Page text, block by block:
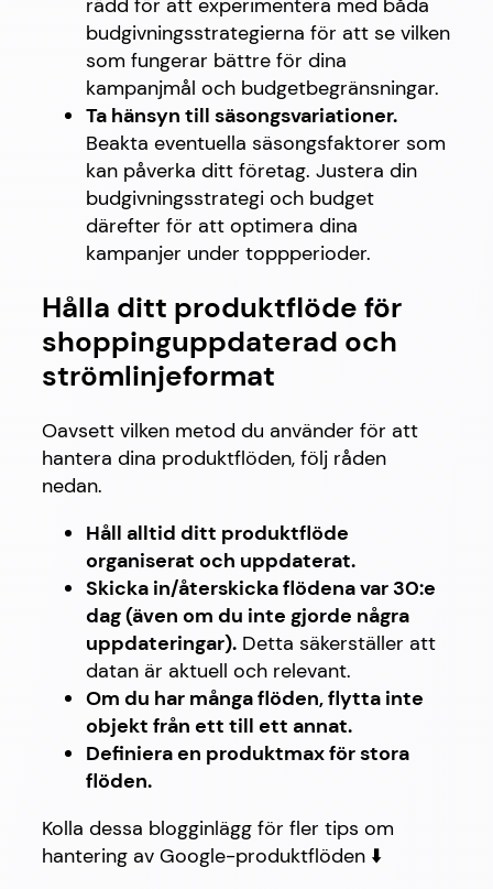
budgivningsstrategierna för att se vilken
som fungerar bättre för dina
kampanjmål och budgetbegränsningar.
Ta hänsyn till säsongsvariationer.
Beakta eventuella säsongsfaktorer som
kan påverka ditt företag. Justera din
budgivningsstrategi och budget
därefter för att optimera dina
kampanjer under toppperioder.
Hålla ditt produktflöde för
shoppinguppdaterad och
strömlinjeformat
Oavsett vilken metod du använder för att
hantera dina produktflöden, följ råden
nedan.
Håll alltid ditt produktflöde
organiserat och uppdaterat.
Skicka in/återskicka flödena var 30:e
dag (även om du inte gjorde några
uppdateringar). Detta säkerställer att
datan är aktuell och relevant.
Om du har många flöden, flytta inte
objekt från ett till ett annat.
Definiera en produktmax för stora
flöden.
Kolla dessa blogginlägg för fler tips om
hantering av Google-produktflöden ⬇️